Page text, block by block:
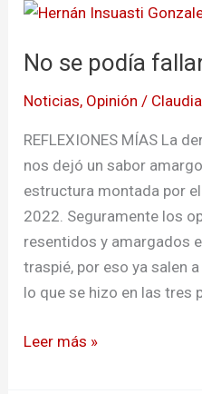
No se podía
Noticias, Opinión /
REFLEXIONES MÍAS La
nos dejó un sabor
estructura montada por
2022. Seguramente los
resentidos y amargados
traspié, por eso ya salen
lo que se hizo en las tres
No
podía
Leer más »